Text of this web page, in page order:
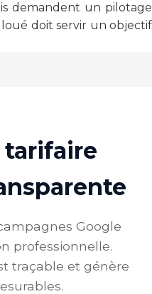
demandent un pilotage
doit servir un objectif
Google
professionnelle.
traçable et génère